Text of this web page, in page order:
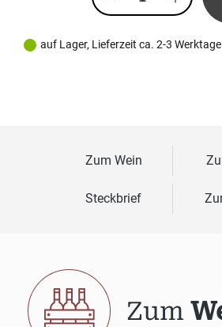
auf Lager, Lieferzeit ca. 2-3 Werktage
Zum Wein
Steckbrief
Zum